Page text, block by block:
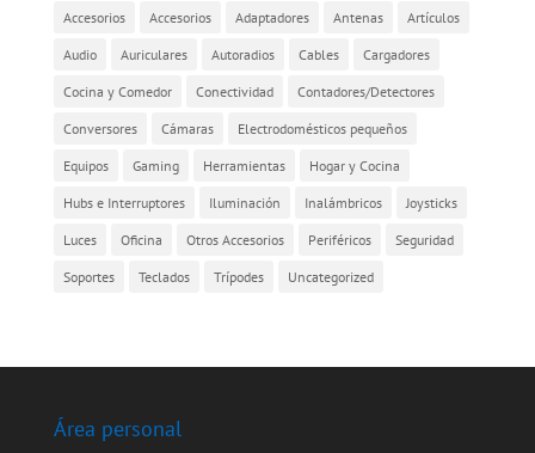
Accesorios Accesorios Adaptadores Antenas Artículos
Audio Auriculares Autoradios Cables Cargadores
Cocina y Comedor Conectividad Contadores/Detectores
Conversores Cámaras Electrodomésticos pequeños
Equipos Gaming Herramientas Hogar y Cocina
Hubs e Interruptores Iluminación Inalámbricos Joysticks
Luces Oficina Otros Accesorios Periféricos Seguridad
Soportes Teclados Trípodes Uncategorized
Área personal